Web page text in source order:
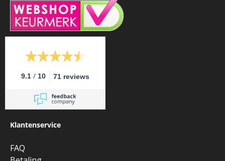
9.1 / 10 71 reviews
Klantenservice
FAQ